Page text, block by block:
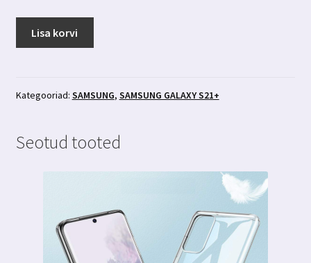
kickstandiga
Lisa korvi
Kategooriad: SAMSUNG, SAMSUNG GALAXY S21+
Seotud tooted